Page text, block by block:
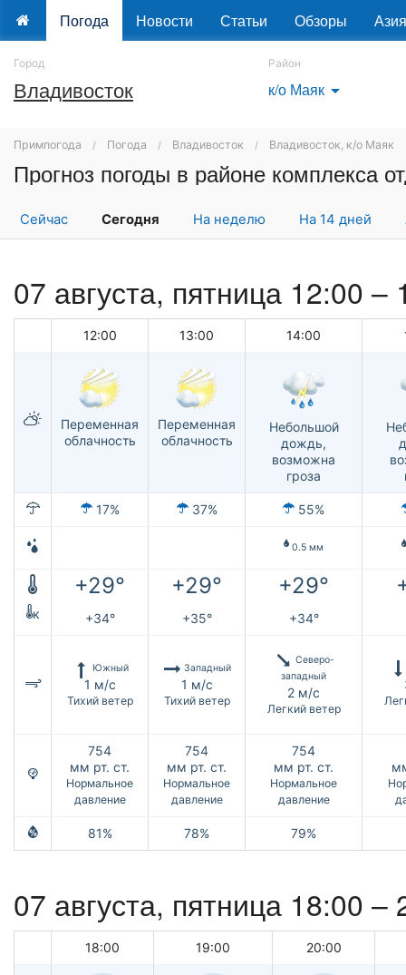
Погода Новости Статьи Обзоры Азия
Город
Владивосток
Район
к/о Маяк arrow_drop_down
Примпогода Погода Владивосток Владивосток, к/о Маяк
Сейчас Сегодня На неделю На 14 дней
07 августа, пятница 12:00 –
12:00 13:00 14:00
Переменная
облачность
Переменная
облачность
Небольшой
дождь,
возможна
гроза
17% 37% 55%
0.5 мм
+29° +29° +29°
к +34° +35° +34°
Южный
1 м/с
Тихий ветер
Западный
1 м/с
Тихий ветер
Северо-
западный
2 м/с
Легкий ветер
754
мм рт. ст.
Нормальное
давление
754
мм рт. ст.
Нормальное
давление
754
мм рт. ст.
Нормальное
давление
81% 78% 79%
07 августа, пятница 18:00 –
18:00 19:00 20:00